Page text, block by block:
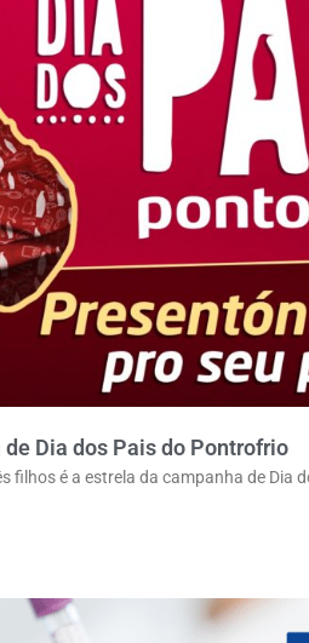
Dia dos Pais do Pontrofrio
filhos é a estrela da campanha de Dia